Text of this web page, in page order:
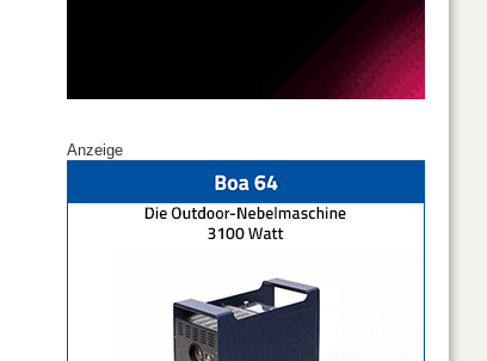
Anzeige